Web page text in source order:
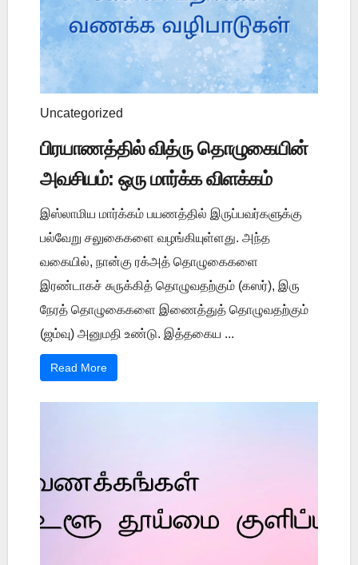
Uncategorized
பிரயாணத்தில் வித்ரு தொழுகையின்
அவசியம்: ஒரு மார்க்க விளக்கம்
இஸ்லாமிய மார்க்கம் பயணத்தில் இருப்பவர்களுக்கு
பல்வேறு சலுகைகளை வழங்கியுள்ளது. அந்த
வகையில், நான்கு ரக்அத் தொழுகைகளை
இரண்டாகச் சுருக்கித் தொழுவதற்கும் (கஸர்), இரு
நேரத் தொழுகைகளை இணைத்துத் தொழுவதற்கும்
(ஜம்வு) அனுமதி உண்டு. இத்தகைய ...
Read More